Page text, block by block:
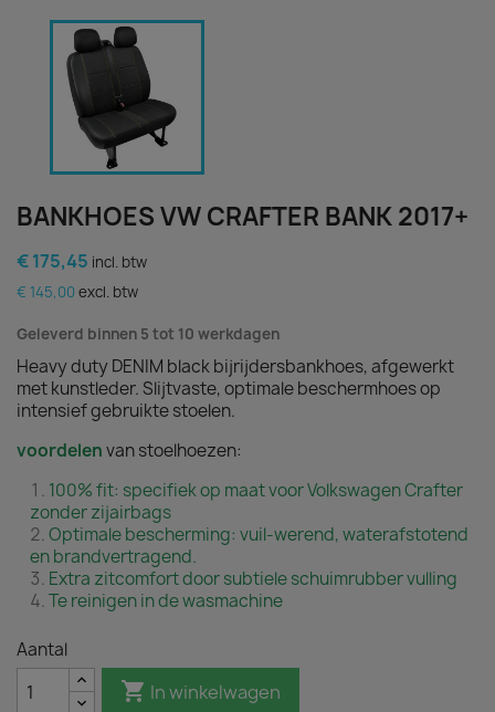
BANKHOES VW CRAFTER BANK 2017+
€ 175,45 incl. btw
€ 145,00 excl. btw
Geleverd binnen 5 tot 10 werkdagen
Heavy duty DENIM black bijrijdersbankhoes, afgewerkt
met kunstleder. Slijtvaste, optimale beschermhoes op
intensief gebruikte stoelen.
voordelenvan stoelhoezen:
100% fit: specifiek op maat voor Volkswagen Crafter
zonder zijairbags
Optimale bescherming: vuil-werend, waterafstotend
en brandvertragend.
Extra zitcomfort door subtiele schuimrubber vulling
Te reinigen in de wasmachine
Aantal
 In winkelwagen